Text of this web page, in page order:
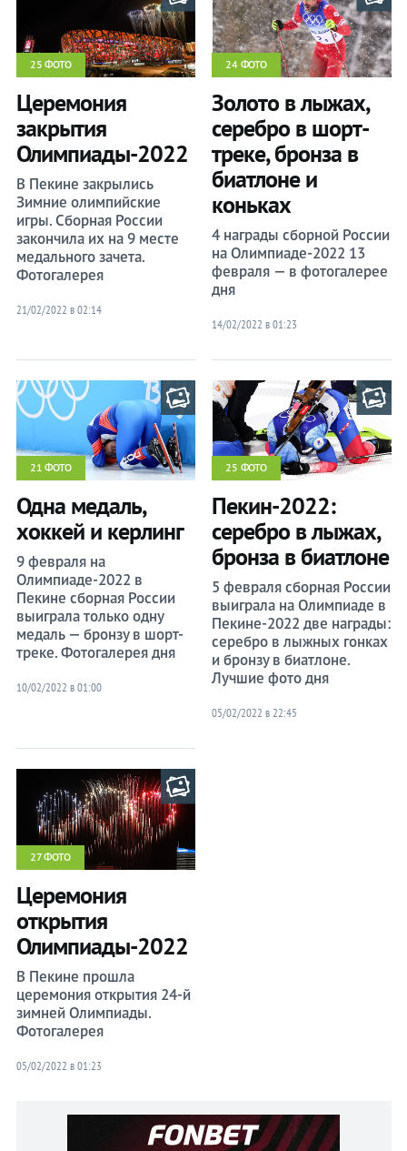
25 ФОТО
Церемония
закрытия
Олимпиады-2022
В Пекине закрылись
Зимние олимпийские
игры. Сборная России
закончила их на 9 месте
медального зачета.
Фотогалерея
21/02/2022 в 02:14
24 ФОТО
Золото в лыжах,
серебро в шорт-
треке, бронза в
биатлоне и
коньках
4 награды сборной России
на Олимпиаде-2022 13
февраля — в фотогалерее
дня
14/02/2022 в 01:23
21 ФОТО
Одна медаль,
хоккей и керлинг
9 февраля на
Олимпиаде-2022 в
Пекине сборная России
выиграла только одну
медаль — бронзу в шорт-
треке. Фотогалерея дня
10/02/2022 в 01:00
25 ФОТО
Пекин-2022:
серебро в лыжах,
бронза в биатлоне
5 февраля сборная России
выиграла на Олимпиаде в
Пекине-2022 две награды:
серебро в лыжных гонках
и бронзу в биатлоне.
Лучшие фото дня
05/02/2022 в 22:45
27 ФОТО
Церемония
открытия
Олимпиады-2022
В Пекине прошла
церемония открытия 24-й
зимней Олимпиады.
Фотогалерея
05/02/2022 в 01:23